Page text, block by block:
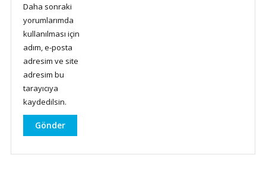
Daha sonraki
yorumlarımda
kullanılması için
adım, e-posta
adresim ve site
adresim bu
tarayıcıya
kaydedilsin.